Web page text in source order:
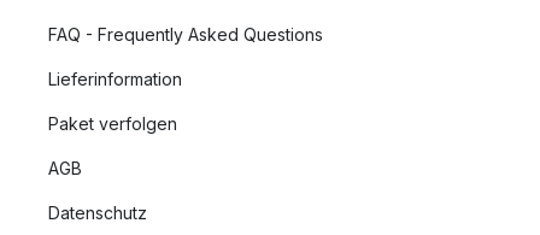
FAQ - Frequently Asked Questions
Lieferinformation
Paket verfolgen
AGB
Datenschutz